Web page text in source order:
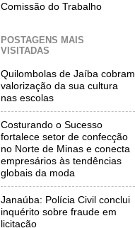
Comissão do Trabalho
POSTAGENS MAIS
VISITADAS
Quilombolas de Jaíba cobram
valorização da sua cultura
nas escolas
Costurando o Sucesso
fortalece setor de confecção
no Norte de Minas e conecta
empresários às tendências
globais da moda
Janaúba: Polícia Civil conclui
inquérito sobre fraude em
licitação